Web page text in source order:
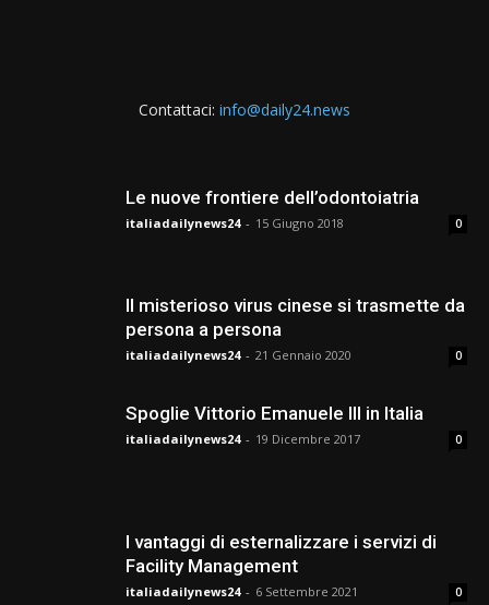
Contattaci: info@daily24.news
Le nuove frontiere dell’odontoiatria
italiadailynews24 - 15 Giugno 2018 0
Il misterioso virus cinese si trasmette da
persona a persona
italiadailynews24 - 21 Gennaio 2020 0
Spoglie Vittorio Emanuele III in Italia
italiadailynews24 - 19 Dicembre 2017 0
I vantaggi di esternalizzare i servizi di
Facility Management
italiadailynews24 - 6 Settembre 2021 0